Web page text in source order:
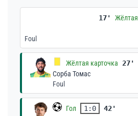
17'
Foul
Жёлтая карточка
27'
Сорба Томас
Foul
Гол 1:0
42'